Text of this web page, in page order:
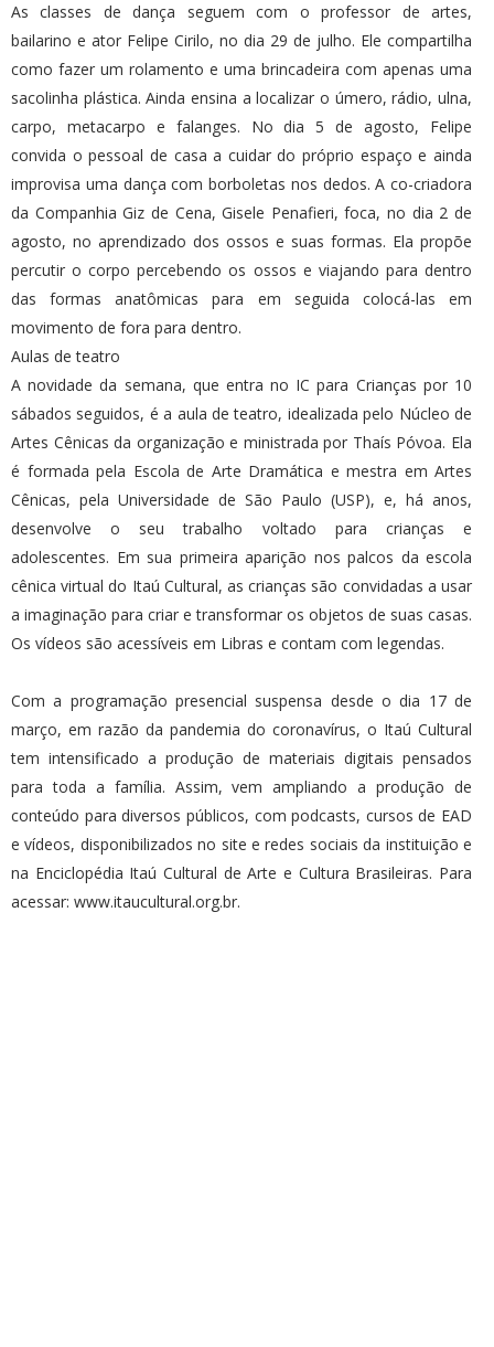
As classes de dança seguem com o professor de artes,
bailarino e ator Felipe Cirilo, no dia 29 de julho. Ele compartilha
como fazer um rolamento e uma brincadeira com apenas uma
sacolinha plástica. Ainda ensina a localizar o úmero, rádio, ulna,
carpo, metacarpo e falanges. No dia 5 de agosto, Felipe
convida o pessoal de casa a cuidar do próprio espaço e ainda
improvisa uma dança com borboletas nos dedos. A co-criadora
da Companhia Giz de Cena, Gisele Penafieri, foca, no dia 2 de
agosto, no aprendizado dos ossos e suas formas. Ela propõe
percutir o corpo percebendo os ossos e viajando para dentro
das formas anatômicas para em seguida colocá-las em
movimento de fora para dentro.
Aulas de teatro
A novidade da semana, que entra no IC para Crianças por 10
sábados seguidos, é a aula de teatro, idealizada pelo Núcleo de
Artes Cênicas da organização e ministrada por Thaís Póvoa. Ela
é formada pela Escola de Arte Dramática e mestra em Artes
Cênicas, pela Universidade de São Paulo (USP), e, há anos,
desenvolve o seu trabalho voltado para crianças e
adolescentes. Em sua primeira aparição nos palcos da escola
cênica virtual do Itaú Cultural, as crianças são convidadas a usar
a imaginação para criar e transformar os objetos de suas casas.
Os vídeos são acessíveis em Libras e contam com legendas.
Com a programação presencial suspensa desde o dia 17 de
março, em razão da pandemia do coronavírus, o Itaú Cultural
tem intensificado a produção de materiais digitais pensados
para toda a família. Assim, vem ampliando a produção de
conteúdo para diversos públicos, com podcasts, cursos de EAD
e vídeos, disponibilizados no site e redes sociais da instituição e
na Enciclopédia Itaú Cultural de Arte e Cultura Brasileiras. Para
acessar: www.itaucultural.org.br.